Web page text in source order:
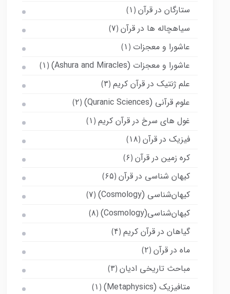
ستارگان در قرآن (۱)
سیاهچاله ها در قرآن (۷)
عاشورا و معجزات (۱)
عاشورا و معجزات (Ashura and Miracles) (۱)
علم ژنتیک در قرآن کریم (۳)
علوم قرآنی (Quranic Sciences) (۲)
غول های سرخ در قرآن کریم (۱)
فیزیک در قرآن (۱۸)
کره زمین در قرآن (۶)
کیهان شناسی در قرآن (۶۵)
کیهان‌شناسی (Cosmology) (۷)
کیهان‌شناسی(Cosmology) (۸)
گیاهان در قرآن کریم (۴)
ماه در قرآن (۲)
مباحث تاریخی ادیان (۳)
متافیزیک (Metaphysics) (۱)